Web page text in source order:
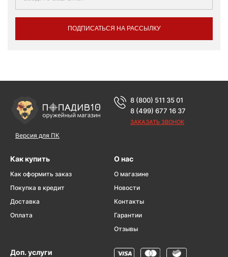
ПОДПИСАТЬСЯ НА РАССЫЛКУ
Версия для ПК
8 (800) 511 35 01
8 (499) 677 16 37
ЗАКАЗАТЬ ЗВОНОК
Как купить
Как оформить заказ
Покупка в кредит
Доставка
Оплата
О нас
О магазине
Новости
Контакты
Гарантии
Отзывы
Доп. услуги